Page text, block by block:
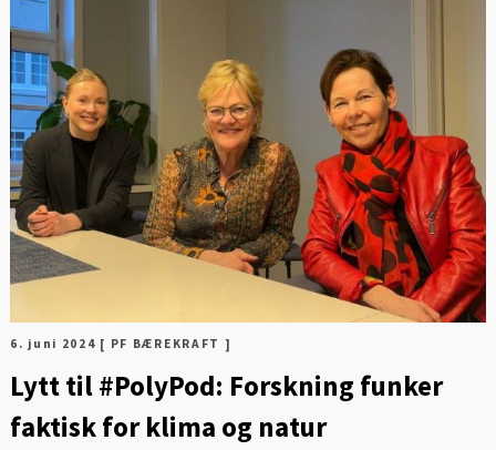
6. juni 2024 [ PF BÆREKRAFT ]
Lytt til #PolyPod: Forskning funker
faktisk for klima og natur